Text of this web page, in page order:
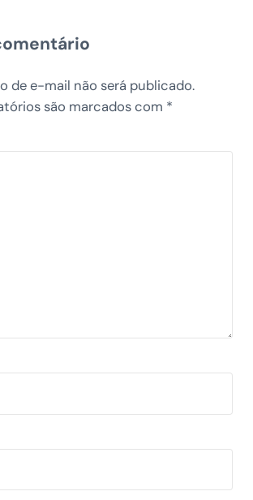
de e-mail não será publicado.
são marcados com *